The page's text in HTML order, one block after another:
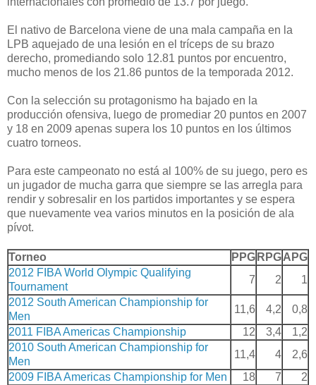
El nativo de Barcelona viene de una mala campaña en la
LPB aquejado de una lesión en el tríceps de su brazo
derecho, promediando solo 12.81 puntos por encuentro,
mucho menos de los 21.86 puntos de la temporada 2012.
Con la selección su protagonismo ha bajado en la
producción ofensiva, luego de promediar 20 puntos en 2007
y 18 en 2009 apenas supera los 10 puntos en los últimos
cuatro torneos.
Para este campeonato no está al 100% de su juego, pero es
un jugador de mucha garra que siempre se las arregla para
rendir y sobresalir en los partidos importantes y se espera
que nuevamente vea varios minutos en la posición de ala
pívot.
Torneo PPG RPGAPG
2012 FIBA World Olympic Qualifying
Tournament
7 2
1
2012 South American Championship for
Men
11,6 4,2
0,8
2011 FIBA Americas Championship
12 3,4
1,2
2010 South American Championship for
Men
11,4 4
2,6
2009 FIBA Americas Championship for Men
18 7
2